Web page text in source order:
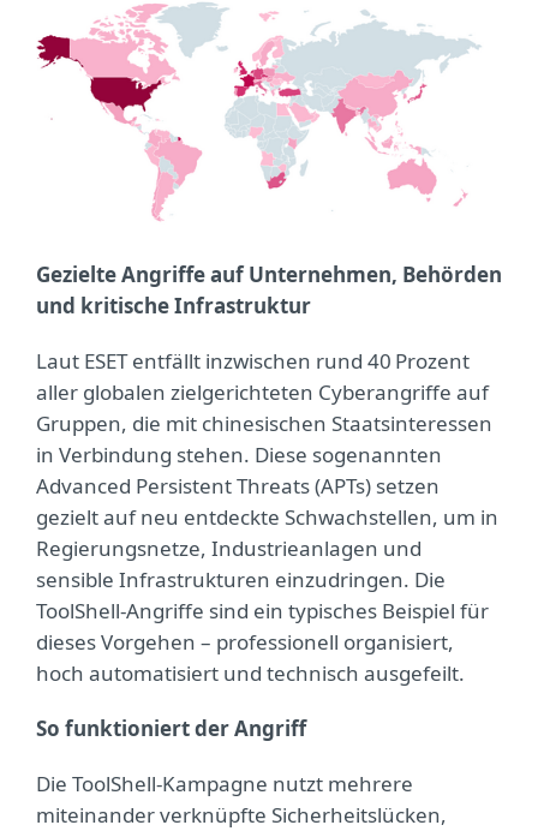
Gezielte Angriffe auf Unternehmen, Behörden
und kritische Infrastruktur
Laut ESET entfällt inzwischen rund 40 Prozent
aller globalen zielgerichteten Cyberangriffe auf
Gruppen, die mit chinesischen Staatsinteressen
in Verbindung stehen. Diese sogenannten
Advanced Persistent Threats (APTs) setzen
gezielt auf neu entdeckte Schwachstellen, um in
Regierungsnetze, Industrieanlagen und
sensible Infrastrukturen einzudringen. Die
ToolShell-Angriffe sind ein typisches Beispiel für
dieses Vorgehen – professionell organisiert,
hoch automatisiert und technisch ausgefeilt.
So funktioniert der Angriff
Die ToolShell-Kampagne nutzt mehrere
miteinander verknüpfte Sicherheitslücken,